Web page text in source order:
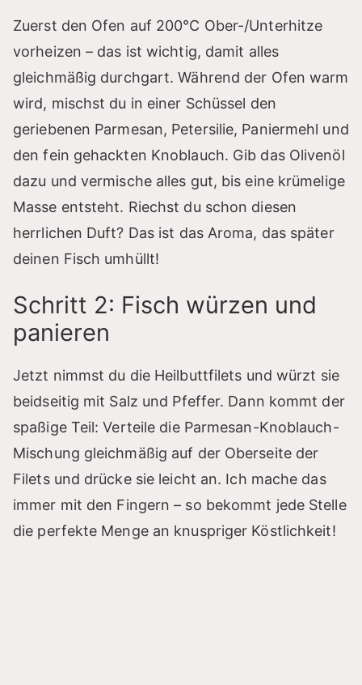
Zuerst den Ofen auf 200°C Ober-/Unterhitze
vorheizen – das ist wichtig, damit alles
gleichmäßig durchgart. Während der Ofen warm
wird, mischst du in einer Schüssel den
geriebenen Parmesan, Petersilie, Paniermehl und
den fein gehackten Knoblauch. Gib das Olivenöl
dazu und vermische alles gut, bis eine krümelige
Masse entsteht. Riechst du schon diesen
herrlichen Duft? Das ist das Aroma, das später
deinen Fisch umhüllt!
Schritt 2: Fisch würzen und
panieren
Jetzt nimmst du die Heilbuttfilets und würzt sie
beidseitig mit Salz und Pfeffer. Dann kommt der
spaßige Teil: Verteile die Parmesan-Knoblauch-
Mischung gleichmäßig auf der Oberseite der
Filets und drücke sie leicht an. Ich mache das
immer mit den Fingern – so bekommt jede Stelle
die perfekte Menge an knuspriger Köstlichkeit!